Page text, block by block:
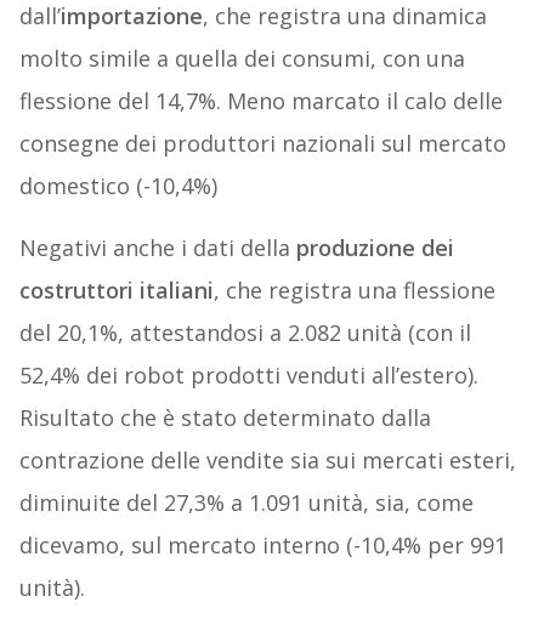
dall’importazione, che registra una dinamica
molto simile a quella dei consumi, con una
flessione del 14,7%. Meno marcato il calo delle
consegne dei produttori nazionali sul mercato
domestico (-10,4%)
Negativi anche i dati della produzione dei
costruttori italiani, che registra una flessione
del 20,1%, attestandosi a 2.082 unità (con il
52,4% dei robot prodotti venduti all’estero).
Risultato che è stato determinato dalla
contrazione delle vendite sia sui mercati esteri,
diminuite del 27,3% a 1.091 unità, sia, come
dicevamo, sul mercato interno (-10,4% per 991
unità).